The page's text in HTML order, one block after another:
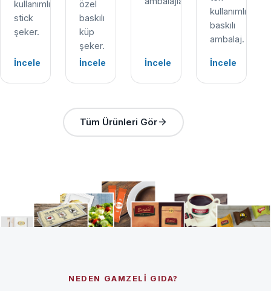
kullanımlık
stick
şeker.
İncele
özel
baskılı
küp
şeker.
İncele
İncele
kullanımlık
baskılı
ambalaj.
İncele
Tüm Ürünleri Gör
NEDEN GAMZELI GIDA?